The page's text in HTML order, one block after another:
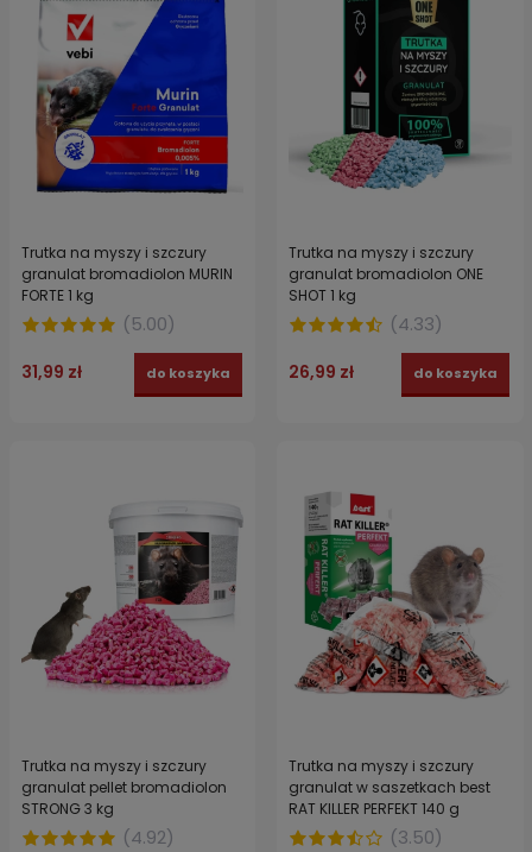
Trutka na myszy i szczury
granulat bromadiolon MURIN
FORTE 1 kg
(5.00)
31,99 zł do koszyka
Trutka na myszy i szczury
granulat bromadiolon ONE
SHOT 1 kg
(4.33)
26,99 zł do koszyka
Trutka na myszy i szczury
granulat pellet bromadiolon
STRONG 3 kg
(4.92)
Trutka na myszy i szczury
granulat w saszetkach best
RAT KILLER PERFEKT 140 g
(3.50)